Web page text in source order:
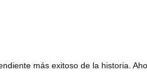
más exitoso de la historia.